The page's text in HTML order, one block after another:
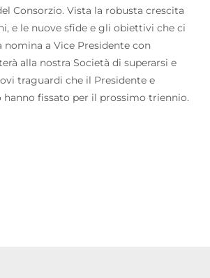
Consorzio. Vista la robusta crescita
e le nuove sfide e gli obiettivi che ci
nomina a Vice Presidente con
alla nostra Società di superarsi e
traguardi che il Presidente e
hanno fissato per il prossimo triennio.